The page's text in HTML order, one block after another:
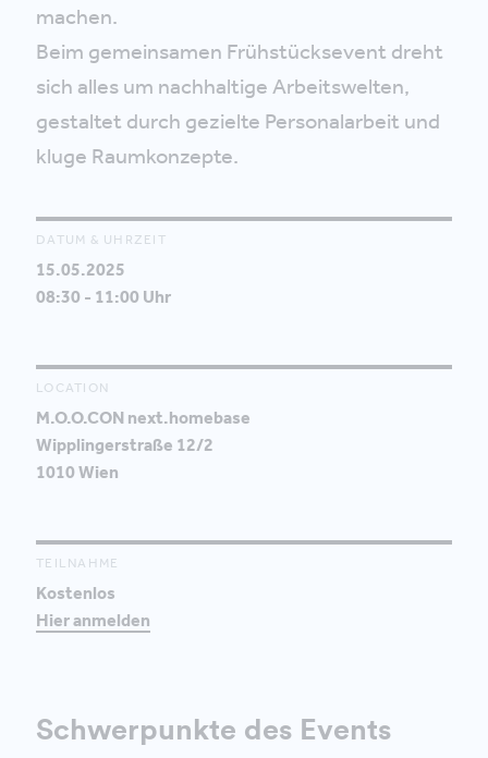
machen.
Beim gemeinsamen Frühstücksevent dreht
sich alles um nachhaltige Arbeitswelten,
gestaltet durch gezielte Personalarbeit und
kluge Raumkonzepte.
DATUM & UHRZEIT
15.05.2025
08:30 - 11:00 Uhr
LOCATION
M.O.O.CON next.homebase
Wipplingerstraße 12/2
1010 Wien
TEILNAHME
Kostenlos
Hier anmelden
Schwerpunkte des Events